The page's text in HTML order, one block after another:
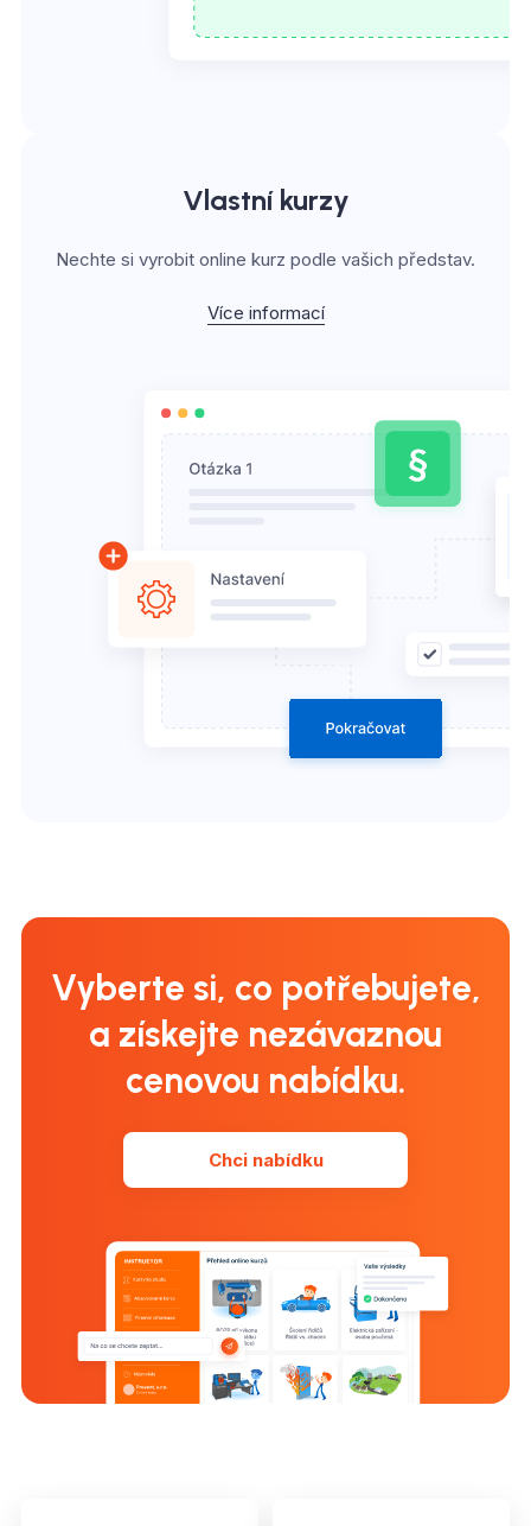
Vlastní kurzy
Nechte si vyrobit online kurz podle vašich představ.
Více informací
Vyberte si, co potřebujete,
a získejte nezávaznou
cenovou nabídku.
Chci nabídku